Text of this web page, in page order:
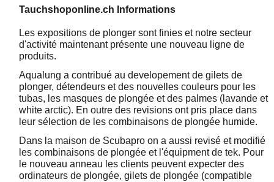
Tauchshoponline.ch Informations
Les expositions de plonger sont finies et notre secteur
d'activité maintenant présente une nouveau ligne de
produits.
Aqualung a contribué au developement de gilets de
plonger, détendeurs et des nouvelles couleurs pour les
tubas, les masques de plongée et des palmes (lavande et
white arctic). En outre des revisions ont pris place dans
leur sélection de les combinaisons de plongée humide.
Dans la maison de Scubapro on a aussi revisé et modifié
les combinaisons de plongée et l'équipment de tek. Pour
le nouveau anneau les clients peuvent expecter des
ordinateurs de plongée, gilets de plongée (compatible